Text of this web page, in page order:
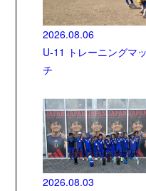
2026.08.06
U-11 トレーニングマッ
チ
2026.08.03